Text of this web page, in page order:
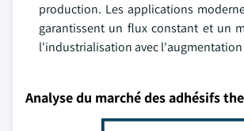
production. Les applications
garantissent un flux constant et un
l'industrialisation avec
Analyse du marché des adhésifs